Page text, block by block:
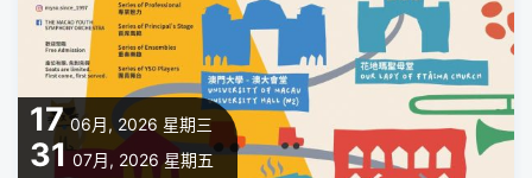
17 06月, 2026 星期三
31 07月, 2026 星期五